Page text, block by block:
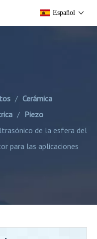
Español
/ Cerámica
/ Piezo
de la esfera del
para las aplicaciones